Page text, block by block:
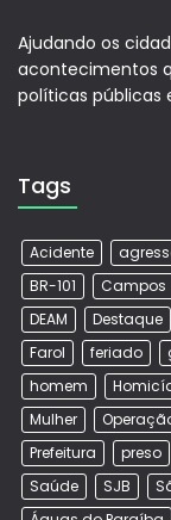
Ajudando os
acontecimentos
políticas públicas
Tags
Acidente
BR-101
Campos
DEAM
Destaque
Farol
feriado
homem
Mulher
Prefeitura
preso
Saúde
SJB